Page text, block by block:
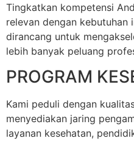
Tingkatkan kompetensi
relevan dengan kebutuhan
dirancang untuk
lebih banyak peluang
PROGRAM
Kami peduli dengan
menyediakan jaring
layanan kesehatan,